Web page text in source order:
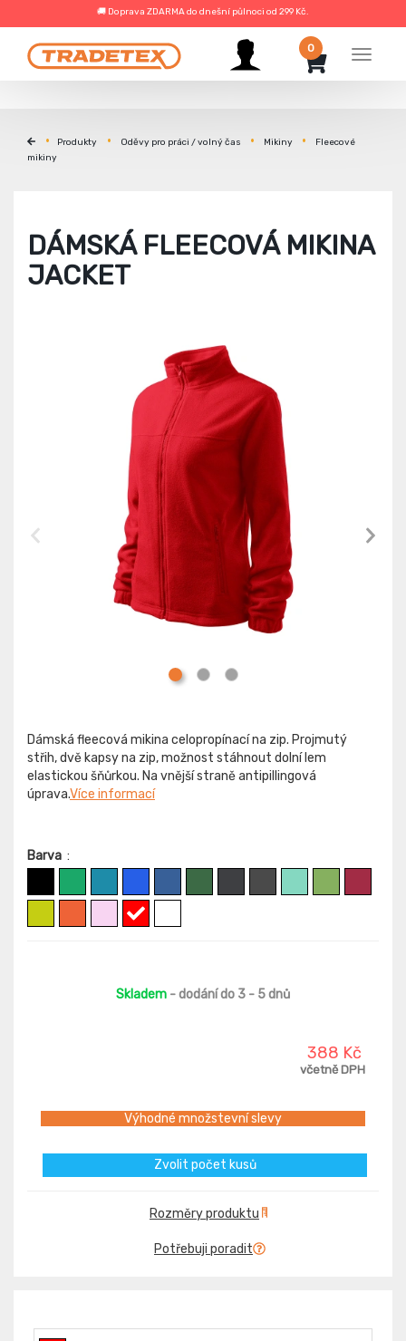
🚚 Doprava ZDARMA do dnešní půlnoci od 299 Kč.
Menu
0
Produkty Oděvy pro práci / volný čas Mikiny
Fleecové
mikiny
DÁMSKÁ FLEECOVÁ MIKINA
JACKET
Dámská fleecová mikina celopropínací na zip. Projmutý
střih, dvě kapsy na zip, možnost stáhnout dolní lem
elastickou šňůrkou. Na vnější straně antipillingová
úprava.Více informací
Barva :
Skladem - dodání do 3 - 5 dnů
388 Kč
včetně DPH
Výhodné množstevní slevy
Zvolit počet kusů
Rozměry produktu
Potřebuji poradit